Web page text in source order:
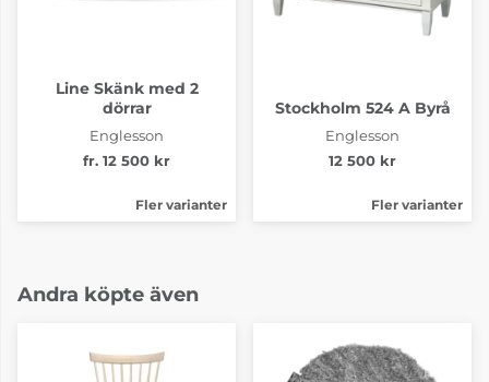
Line Skänk med 2
dörrar
Englesson
fr. 12 500 kr
Fler varianter
Stockholm 524 A Byrå
Englesson
12 500 kr
Fler varianter
Andra köpte även